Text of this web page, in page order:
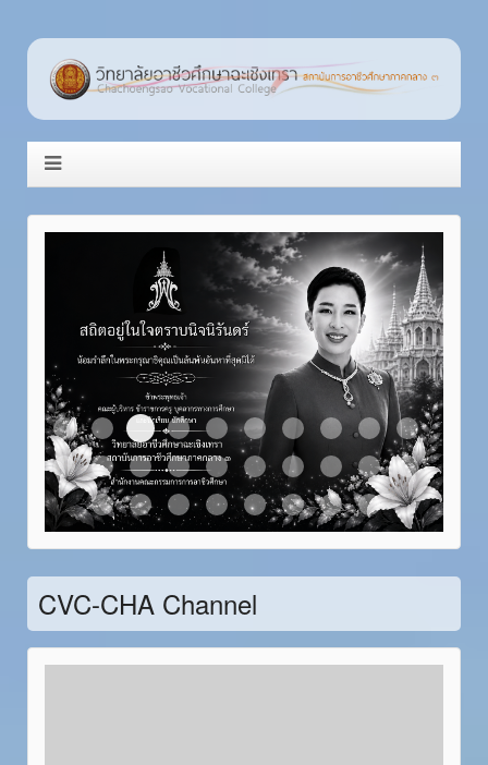
Item 1 Item 2Item 3
Item 4 Item 5 Item 6 Item 7 Item 8Item 9Item 10
Item 11Item 12Item 13Item 14Item 15Item 16 Item 17Item 18Item 19Item 20
Item 21Item 22Item 23Item 24Item 25Item 26Item 27Item 28
CVC-CHA Channel